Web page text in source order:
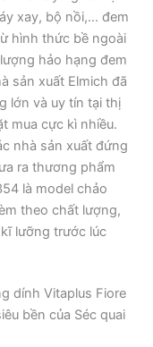
xay, bộ nồi,… đem
hình thức bề ngoài
hảo hạng đem
sản xuất Elmich đã
lớn và uy tín tại thị
mua cực kì nhiều.
nhà sản xuất đứng
ra thương phẩm
là model chảo
theo chất lượng,
lưỡng trước lúc
dính Vitaplus Fiore
bền của Séc quai